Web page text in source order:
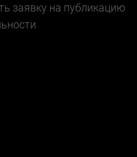
заявку на публикацию